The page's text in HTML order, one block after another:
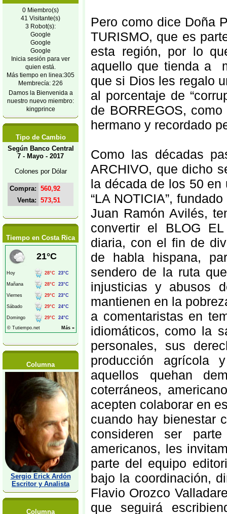
0 Miembro(s)
41 Visitante(s)
3 Robot(s):
Google
Google
Google
Inicia sesión para ver
quien está.
Más tiempo en linea:305
Membrecía: 226
Damos la Bienvenida a
nuestro nuevo miembro:
kingprince
Tipo de Cambio
Según Banco Central
7 - Mayo - 2017
Colones por Dólar
Compra: 560,92
Venta: 573,51
Tiempo en Costa Rica
Columna
Sergio Erick Ardón
Escritor y Analista
Columna
Pero como dice Doña
TURISMO, que es
esta región, por lo
aquello que tienda a
que si Dios les regalo
al porcentaje de
de BORREGOS,
hermano y recordado
Como las décadas
ARCHIVO, que dicho
la década de los 50
“LA NOTICIA”,
Juan Ramón Avilés,
convertir el BLOG
diaria, con el fin de
de habla hispana,
sendero de la ruta
injusticias y abusos
mantienen en la
a comentaristas en
idiomáticos, como la
personales, sus
producción agrícola
aquellos quehan
coterráneos,
acepten colaborar en
cuando hay bienestar
consideren ser
americanos, les
parte del equipo
bajo la coordinación,
Flavio Orozco
que seguirá